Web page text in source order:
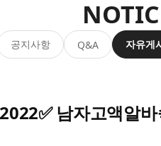
공지사항 Q&A 자유게
남자고액알